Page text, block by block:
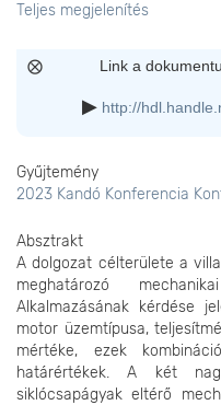
Teljes megjelenítés
Link a
http://
Gyűjtemény
2023 Kandó Konferencia
Absztrakt
A dolgozat célterülete a
meghatározó
Alkalmazásának kérdése
motor üzemtípusa,
mértéke, ezek
határértékek. A két
siklócsapágyak eltérő